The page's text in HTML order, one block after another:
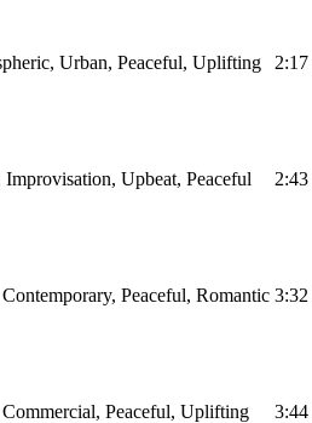
Urban, Peaceful, Uplifting 2:17
Upbeat, Peaceful 2:43
Peaceful, Romantic 3:32
Peaceful, Uplifting 3:44